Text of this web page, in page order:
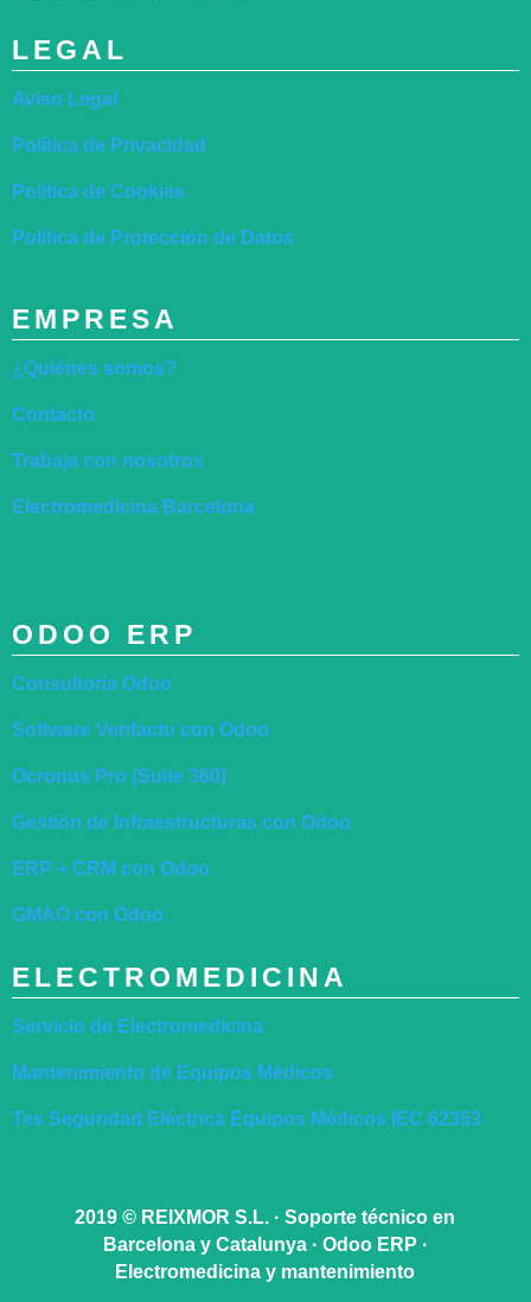
LEGAL
Aviso Legal
Política de Privacidad
Política de Cookies
Política de Protección de Datos
EMPRESA
¿Quiénes somos?
Contacto
Trabaja con nosotros
Electromedicina Barcelona
ODOO ERP
Consultoría Odoo
Software Verifactu con Odoo
Ocronus Pro (Suite 360)
Gestión de Infraestructuras con Odoo
ERP + CRM con Odoo
GMAO con Odoo
ELECTROMEDICINA
Servicio de Electromedicina
Mantenimiento de Equipos Médicos
Tes Seguridad Eléctrica Equipos Médicos IEC 62353
2019© REIXMOR S.L. · Soporte técnico en
Barcelona y Catalunya · Odoo ERP ·
Electromedicina y mantenimiento